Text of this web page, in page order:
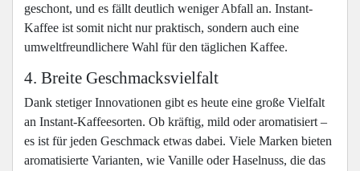
geschont, und es fällt deutlich weniger Abfall an. Instant-
Kaffee ist somit nicht nur praktisch, sondern auch eine
umweltfreundlichere Wahl für den täglichen Kaffee.
4. Breite Geschmacksvielfalt
Dank stetiger Innovationen gibt es heute eine große Vielfalt
an Instant-Kaffeesorten. Ob kräftig, mild oder aromatisiert –
es ist für jeden Geschmack etwas dabei. Viele Marken bieten
aromatisierte Varianten, wie Vanille oder Haselnuss, die das